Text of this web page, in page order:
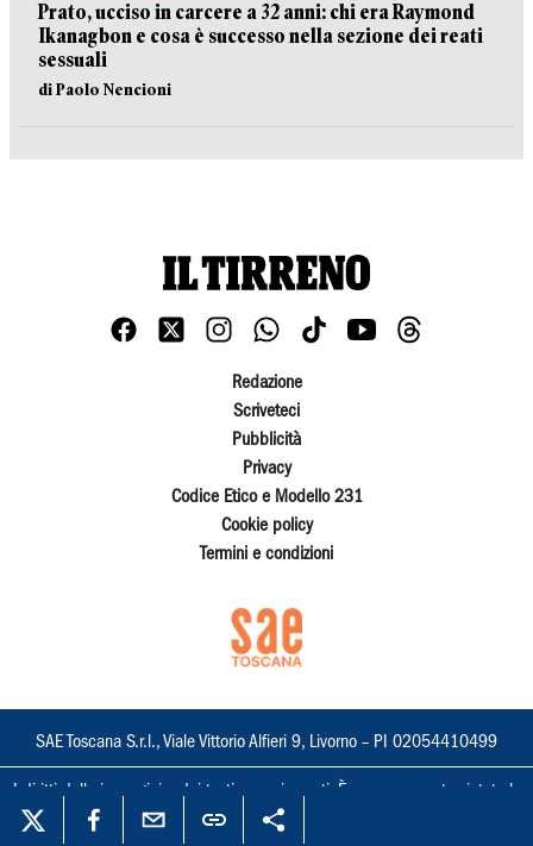
Prato, ucciso in carcere a 32 anni: chi era Raymond
Ikanagbon e cosa è successo nella sezione dei reati
sessuali
di Paolo Nencioni
Redazione
Scriveteci
Pubblicità
Privacy
Codice Etico e Modello 231
Cookie policy
Termini e condizioni
SAE Toscana S.r.l., Viale Vittorio Alfieri 9, Livorno – PI 02054410499
I diritti delle immagini e dei testi sono riservati. È espressamente vietata la
loro riproduzione con qualsiasi mezzo e l'adattamento totale o parziale.